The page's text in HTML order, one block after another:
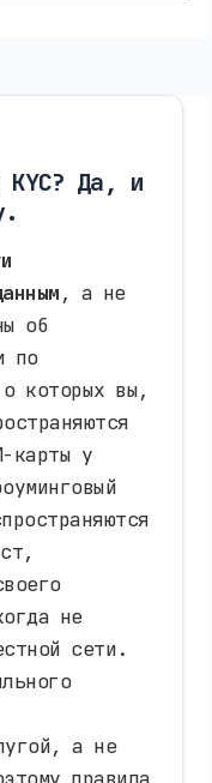
KYC? Да, и
, а не
об
по
которых вы,
карты у
не
сети.
а не